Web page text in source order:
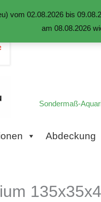
vom 02.08.2026 bis
am 08.08.2026
Sondermaß-
Abdeckung